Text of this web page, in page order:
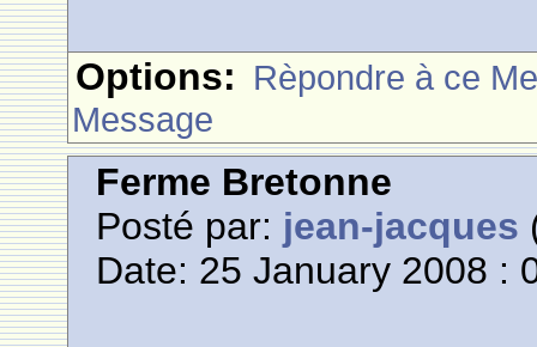
Options: Rèpondre à ce
Message
Ferme Bretonne
Posté par: jean-jacques
Date: 25 January 2008 :